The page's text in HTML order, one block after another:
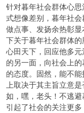
针对暮年社会群体心
式想像差别，暮年社
做点事、发扬余热彰
下关于暮年社会群体
心田天下，回应他多
的另一面，向社会上
的态度。固然，能不
上取决于其主旨立意
如，嘿，老头！不逃
引起了社会的关注更